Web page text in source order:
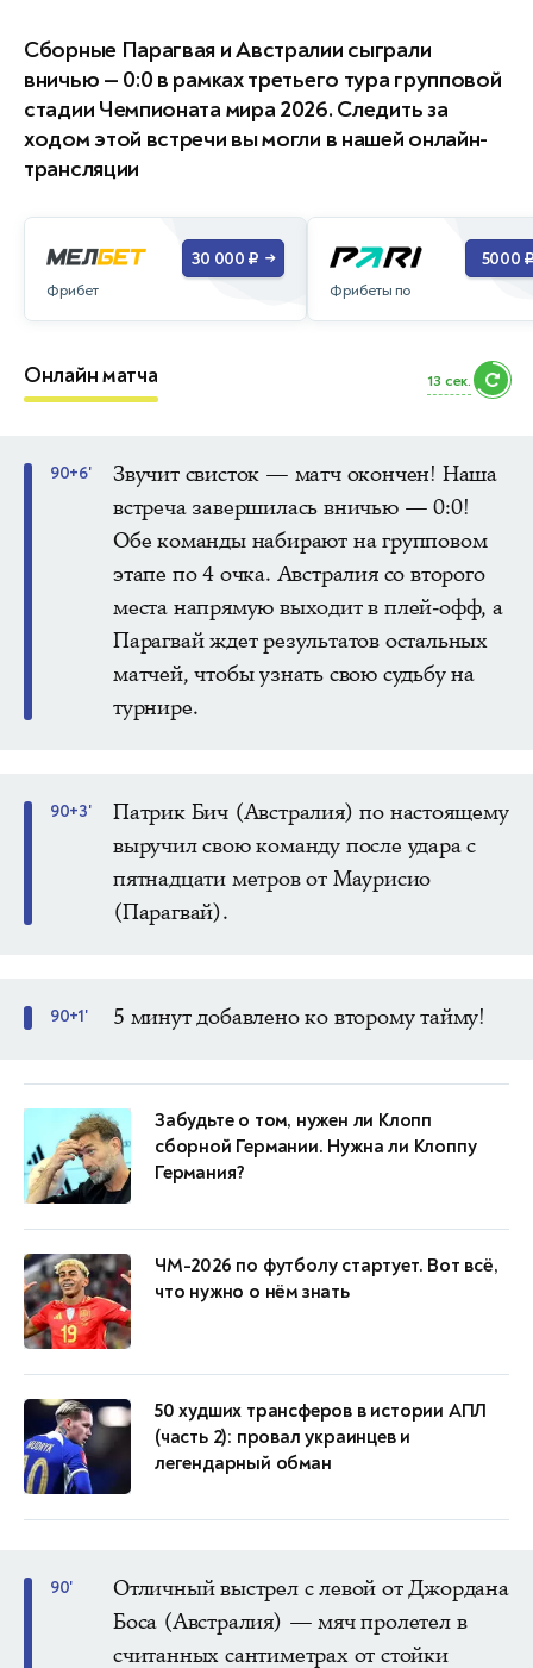
Сборные Парагвая и Австралии сыграли
вничью — 0:0 в рамках третьего тура групповой
стадии Чемпионата мира 2026. Следить за
ходом этой встречи вы могли в нашей онлайн-
трансляции
Фрибет
30 000 ₽ →
Фрибеты по
5000
Онлайн матча 11 сек.
90+6'
Звучит свисток — матч окончен! Наша
встреча завершилась вничью — 0:0!
Обе команды набирают на групповом
этапе по 4 очка. Австралия со второго
места напрямую выходит в плей-офф, а
Парагвай ждет результатов остальных
матчей, чтобы узнать свою судьбу на
турнире.
90+3'
Патрик Бич (Австралия) по настоящему
выручил свою команду после удара с
пятнадцати метров от Маурисио
(Парагвай).
90+1' 5 минут добавлено ко второму тайму!
Забудьте о том, нужен ли Клопп
сборной Германии. Нужна ли Клоппу
Германия?
ЧМ-2026 по футболу стартует. Вот всё,
что нужно о нём знать
50 худших трансферов в истории АПЛ
(часть 2): провал украинцев и
легендарный обман
90'
Отличный выстрел с левой от Джордана
Боса (Австралия) — мяч пролетел в
считанных сантиметрах от стойки